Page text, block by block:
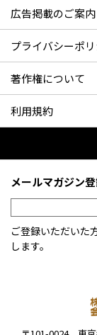
広告掲載のご案内
プライバシーポ
著作権について
利用規約
メールマガジン
ご登録いただいた
します。